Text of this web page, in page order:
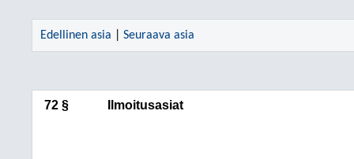
Edellinen asia Seuraava asia
72 § Ilmoitusasiat